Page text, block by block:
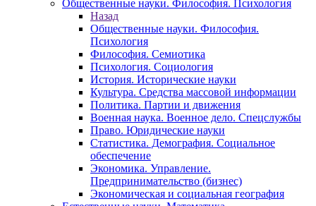
Общественные науки. Философия. Психология
Назад
Общественные науки. Философия.
Психология
Философия. Семиотика
Психология. Социология
История. Исторические науки
Культура. Средства массовой информации
Политика. Партии и движения
Военная наука. Военное дело. Спецслужбы
Право. Юридические науки
Статистика. Демография. Социальное
обеспечение
Экономика. Управление.
Предпринимательство (бизнес)
Экономическая и социальная география